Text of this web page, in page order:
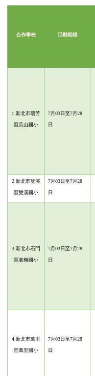
合作學校 活動期程
1. 新北市瑞芳
區瓜山國小
7月03日至7月28
日
2.新北市雙溪
區雙溪國小
7月03日至7月28
日
3. 新北市石門
區老梅國小
7月03日至7月28
日
4.新北市萬里
區萬里國小
7月03日至7月28
日